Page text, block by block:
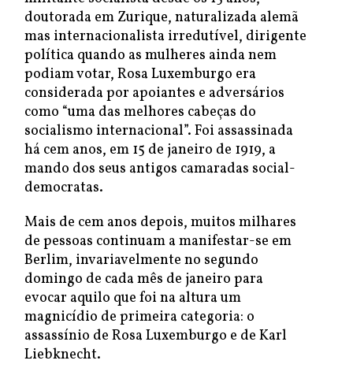
doutorada em Zurique, naturalizada alemã
mas internacionalista irredutível, dirigente
política quando as mulheres ainda nem
podiam votar, Rosa Luxemburgo era
considerada por apoiantes e adversários
como “uma das melhores cabeças do
socialismo internacional”. Foi assassinada
há cem anos, em 15 de janeiro de 1919, a
mando dos seus antigos camaradas social-
democratas.
Mais de cem anos depois, muitos milhares
de pessoas continuam a manifestar-se em
Berlim, invariavelmente no segundo
domingo de cada mês de janeiro para
evocar aquilo que foi na altura um
magnicídio de primeira categoria: o
assassínio de Rosa Luxemburgo e de Karl
Liebknecht.